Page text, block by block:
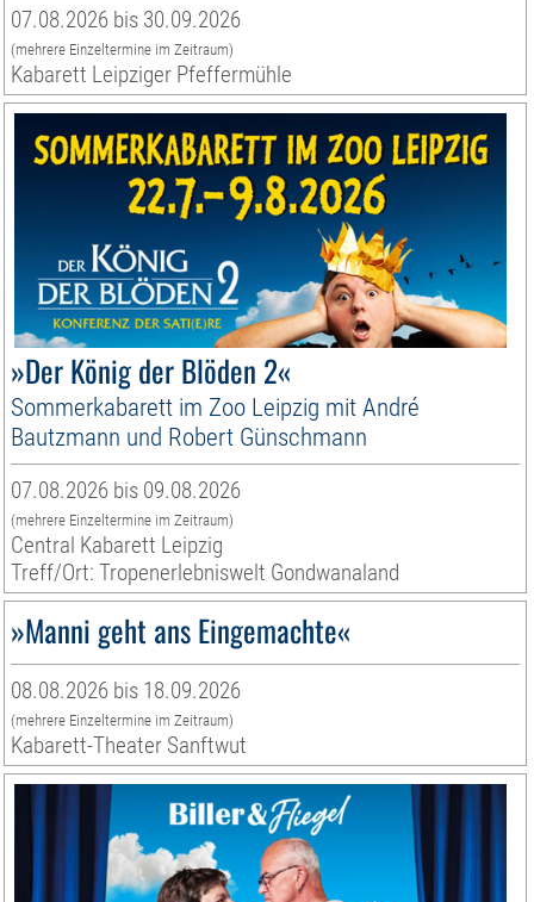
07.08.2026 bis 30.09.2026
(mehrere Einzeltermine im Zeitraum)
Kabarett Leipziger Pfeffermühle
»Der König der Blöden 2«
Sommerkabarett im Zoo Leipzig mit André
Bautzmann und Robert Günschmann
07.08.2026 bis 09.08.2026
(mehrere Einzeltermine im Zeitraum)
Central Kabarett Leipzig
Treff/Ort: Tropenerlebniswelt Gondwanaland
»Manni geht ans Eingemachte«
08.08.2026 bis 18.09.2026
(mehrere Einzeltermine im Zeitraum)
Kabarett-Theater Sanftwut